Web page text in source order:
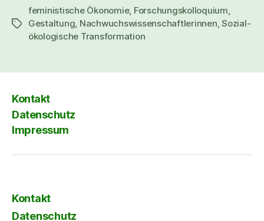
Schlagwörter
feministische Ökonomie, Forschungskolloquium
Gestaltung Nachwuchswissenschaftlerinnen ,Sozial-
ökologische Transformation
Kontakt
Datenschutz
Impressum
Kontakt
Datenschutz